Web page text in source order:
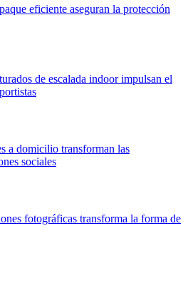
eficiente aseguran la protección
de escalada indoor impulsan el
a domicilio transforman las
sociales
fotográficas transforma la forma de